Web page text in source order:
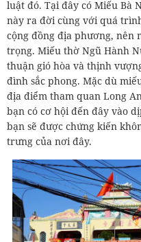
luật đó. Tại đây có Miếu Bà
này ra đời cùng với quá
cộng đồng địa phương, nên
trọng. Miếu thờ Ngũ Hành
thuận gió hòa và thịnh
đình sắc phong. Mặc dù
địa điểm tham quan Long
bạn có cơ hội đến đây vào
bạn sẽ được chứng kiến
trưng của nơi đây.